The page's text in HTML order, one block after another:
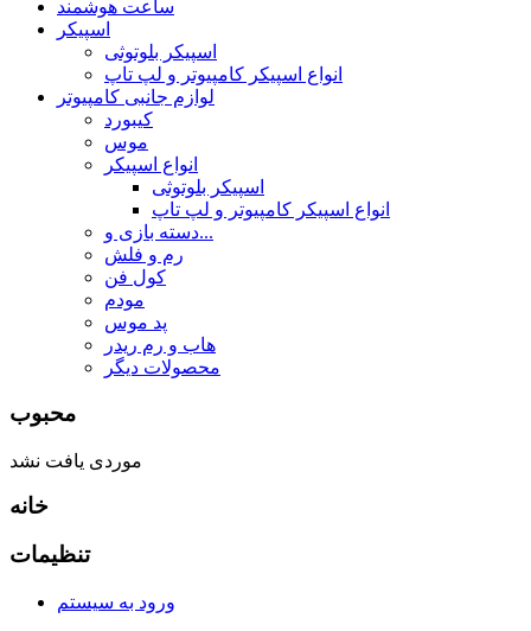
ساعت هوشمند
اسپیکر
اسپیکر بلوتوثی
انواع اسپیکر کامپیوتر و لپ تاپ
لوازم جانبی کامپیوتر
کیبورد
موس
انواع اسپیکر
اسپیکر بلوتوثی
انواع اسپیکر کامپیوتر و لپ تاپ
دسته بازی و...
رم و فلش
کول فن
مودم
پد موس
هاب و رم ریدر
محصولات دیگر
محبوب
موردی یافت نشد
خانه
تنظیمات
ورود به سیستم